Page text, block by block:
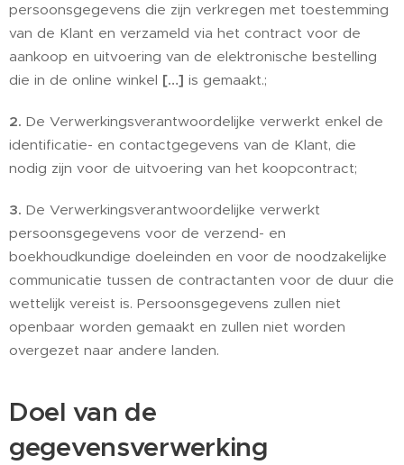
persoonsgegevens die zijn verkregen met toestemming
van de Klant en verzameld via het contract voor de
aankoop en uitvoering van de elektronische bestelling
die in de online winkel […] is gemaakt.;
2. De Verwerkingsverantwoordelijke verwerkt enkel de
identificatie- en contactgegevens van de Klant, die
nodig zijn voor de uitvoering van het koopcontract;
3. De Verwerkingsverantwoordelijke verwerkt
persoonsgegevens voor de verzend- en
boekhoudkundige doeleinden en voor de noodzakelijke
communicatie tussen de contractanten voor de duur die
wettelijk vereist is. Persoonsgegevens zullen niet
openbaar worden gemaakt en zullen niet worden
overgezet naar andere landen.
Doel van de
gegevensverwerking